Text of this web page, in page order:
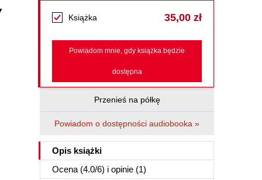
Książka 35,00 zł
Powiadom mnie, gdy książka będzie
dostępna
Przenieś na półkę
Powiadom o dostępności audiobooka »
Opis książki
Ocena (4.0/6) i opinie (1)